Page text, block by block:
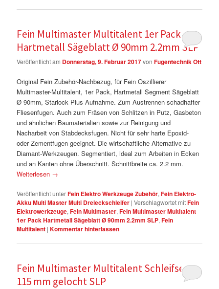
Fein Multimaster Multitalent 1er Pack
Hartmetall Sägeblatt Ø 90mm 2.2mm SLP
Veröffentlicht am Donnerstag, 9. Februar 2017vonFugentechnik Ott
Original Fein Zubehör-Nachbezug, für Fein Oszillierer
Multimaster-Multitalent, 1er Pack, Hartmetall Segment Sägeblatt
Ø 90mm, Starlock Plus Aufnahme. Zum Austrennen schadhafter
Fliesenfugen. Auch zum Fräsen von Schlitzen in Putz, Gasbeton
und ähnlichen Baumaterialien sowie zur Reinigung und
Nacharbeit von Stabdecksfugen. Nicht für sehr harte Epoxid-
oder Zementfugen geeignet. Die wirtschaftliche Alternative zu
Diamant-Werkzeugen. Segmentiert, ideal zum Arbeiten in Ecken
und an Kanten ohne Überschnitt. Schnittbreite ca. 2.2 mm.
Weiterlesen →
Veröffentlicht unterFein Elektro Werkzeuge Zubehör,Fein Elektro-
Akku Multi Master Multi Dreieckschleifer |Verschlagwortet mitFein
Elektrowerkzeuge,Fein Multimaster,Fein Multimaster Multitalent
1er Pack Hartmetall Sägeblatt Ø 90mm 2.2mm SLP,Fein
Multitalent |Kommentar hinterlassen
Fein Multimaster Multitalent Schleifset Ø
115 mm gelocht SLP